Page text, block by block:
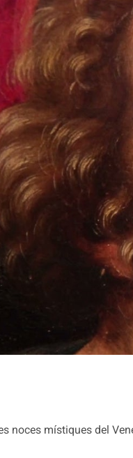
noces místiques del